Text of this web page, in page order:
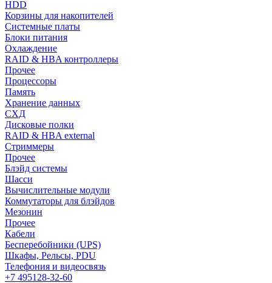
HDD
Корзины для накопителей
Системные платы
Блоки питания
Охлаждение
RAID & HBA контроллеры
Прочее
Процессоры
Память
Хранение данных
СХД
Дисковые полки
RAID & HBA external
Стриммеры
Прочее
Блэйд системы
Шасси
Вычислительные модули
Коммутаторы для блэйдов
Мезонин
Прочее
Кабели
Бесперебойники (UPS)
Шкафы, Рельсы, PDU
Телефония и видеосвязь
+7 495128-32-60